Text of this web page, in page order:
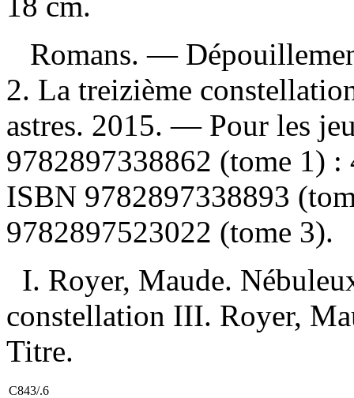
Romans. —
2. La treizième
astres. 2015. — Pour les
9782897338862 (tome 1) :
ISBN 9782897338893
9782897523022 (tome 3).
I. Royer, Maude.
constellation III. Royer,
Titre.
C843/.6